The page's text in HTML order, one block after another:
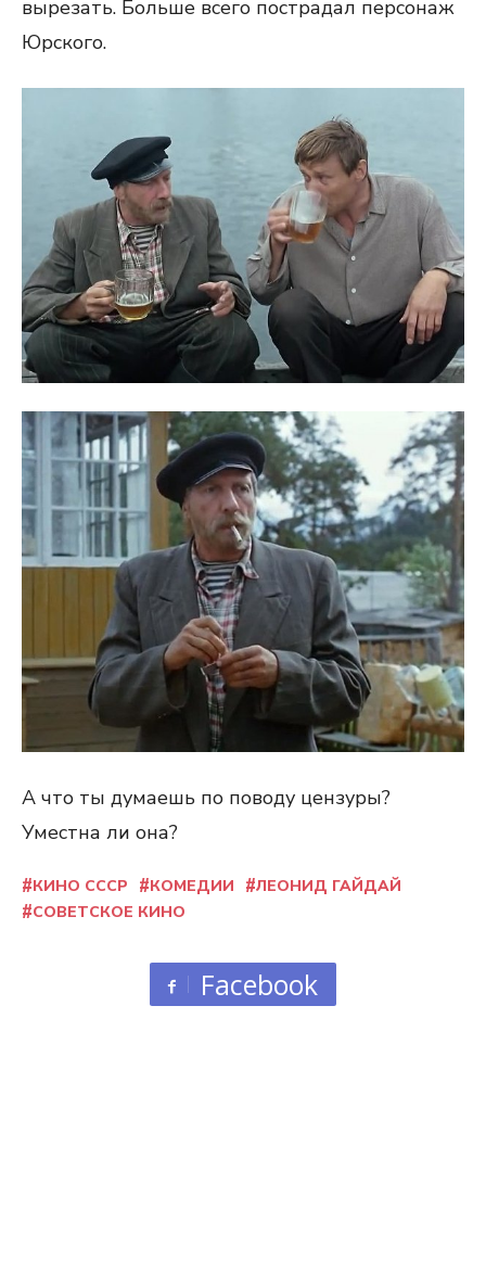
вырезать. Больше всего пострадал персонаж
Юрского.
А что ты думаешь по поводу цензуры?
Уместна ли она?
КИНО СССР КОМЕДИИ
ЛЕОНИД ГАЙДАЙ
СОВЕТСКОЕ КИНО
Facebook